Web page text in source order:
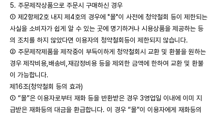
5. 주문제작상품으로 주문시 구매하신 경우
① 제2항제2호 내지 제4호의 경우에 "몰"이 사전에 청약철회 등이 제한되는
사실을 소비자가 쉽게 알 수 있는 곳에 명기하거나 시용상품을 제공하는 등
의 조치를 하지 않았다면 이용자의 청약철회등이 제한되지 않습니다.
② 주문제작제품을 제작중이 부득이하게 청약철회시 교환 및 환불을 원하는
경우 제작비용,배송비,재감정비용 등을 제외한 금액에 한하여 교환 및 환불
이 가능합니다.
제16조(청약철회 등의 효과)
① “몰”은 이용자로부터 재화 등을 반환받은 경우 3영업일 이내에 이미 지
급받은 재화등의 대금을 환급합니다. 이 경우 “몰”이 이용자에게 재화등의